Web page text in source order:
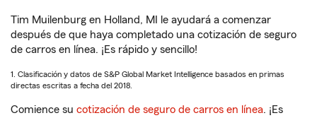
Tim Muilenburg en Holland, MI le ayudará a comenzar
después de que haya completado una cotización de seguro
de carros en línea. ¡Es rápido y sencillo!
1. Clasificación y datos de S&P Global Market Intelligence basados en primas
directas escritas a fecha del 2018.
Comience su cotización de seguro de carros en línea. ¡Es